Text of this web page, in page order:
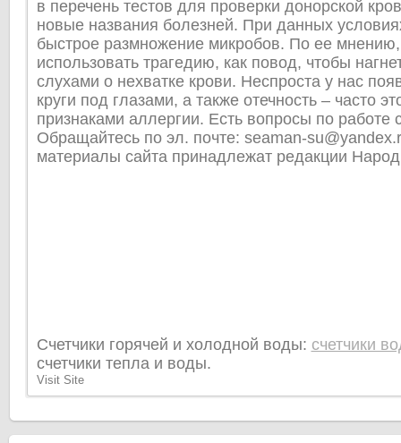
в перечень тестов для проверки донорской
новые названия болезней. При данных
быстрое размножение микробов. По ее
использовать трагедию, как повод, чтобы
слухами о нехватке крови. Неспроста у нас
круги под глазами, а также отечность – часто
признаками аллергии. Есть вопросы по работе
Обращайтесь по эл. почте: seaman-
материалы сайта принадлежат редакции
Счетчики горячей и холодной воды: счетчики
счетчики тепла и воды.
Visit Site